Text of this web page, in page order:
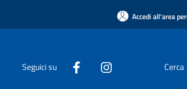
Accedi all'area
Seguici su Cerca